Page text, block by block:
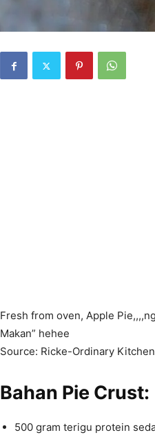
Fresh from oven, Apple
Makan” hehee
Source: Ricke-Ordinary Kitchen
Bahan Pie Crust:
500 gram terigu protein